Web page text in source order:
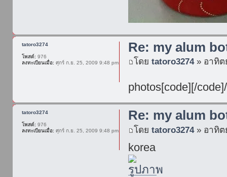
Re: my alum
โดยtatoro3274» อาทิต
photos[code][/
tatoro3274
โพสต์: 976
ลงทะเบียนเมื่อ: ศุกร์ ก.ย. 25, 2009 9:48 pm
Re: my alum
โดยtatoro3274» อาทิต
korea
tatoro3274
โพสต์: 976
ลงทะเบียนเมื่อ: ศุกร์ ก.ย. 25, 2009 9:48 pm